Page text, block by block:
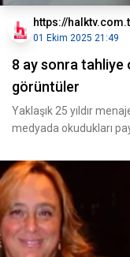
https://
01 Ekim 2025 21:49
8 ay sonra tahliye
görüntüler
Yaklaşık 25 yıldır
medyada okudukları